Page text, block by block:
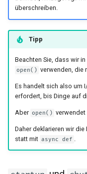
überschreiben.
Tipp
Beachten Sie, dass wir
open() verwenden, die
Es handelt sich also um
erfordert, bis Dinge auf
Aber open() verwendet
Daher deklarieren wir
statt mit async def